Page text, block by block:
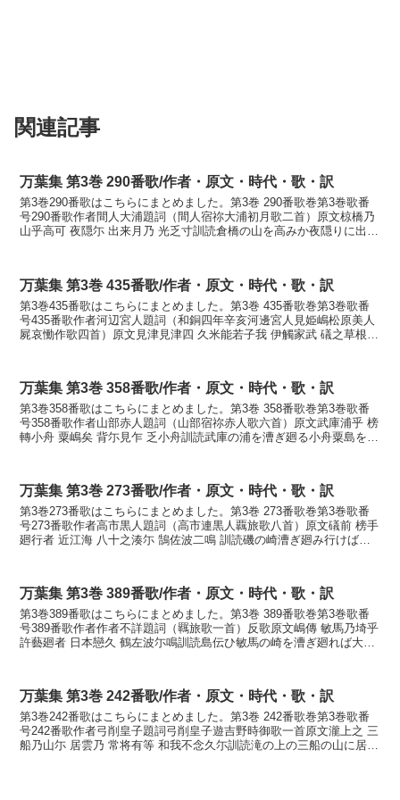
関連記事
万葉集 第3巻 290番歌/作者・原文・時代・歌・訳
第3巻290番歌はこちらにまとめました。第3巻 290番歌巻第3巻歌番
号290番歌作者間人大浦題詞（間人宿祢大浦初月歌二首）原文椋橋乃
山乎高可 夜隠尓 出来月乃 光乏寸訓読倉橋の山を高みか夜隠りに出で
万葉集 第3巻 435番歌/作者・原文・時代・歌・訳
第3巻435番歌はこちらにまとめました。第3巻 435番歌巻第3巻歌番
号435番歌作者河辺宮人題詞（和銅四年辛亥河邊宮人見姫嶋松原美人
屍哀慟作歌四首）原文見津見津四 久米能若子我 伊觸家武 礒之草根乃
万葉集 第3巻 358番歌/作者・原文・時代・歌・訳
第3巻358番歌はこちらにまとめました。第3巻 358番歌巻第3巻歌番
号358番歌作者山部赤人題詞（山部宿祢赤人歌六首）原文武庫浦乎 榜
轉小舟 粟嶋矣 背尓見乍 乏小舟訓読武庫の浦を漕ぎ廻る小舟粟島をそ
万葉集 第3巻 273番歌/作者・原文・時代・歌・訳
第3巻273番歌はこちらにまとめました。第3巻 273番歌巻第3巻歌番
号273番歌作者高市黒人題詞（高市連黒人覊旅歌八首）原文礒前 榜手
廻行者 近江海 八十之湊尓 鵠佐波二鳴 訓読磯の崎漕ぎ廻み行けば近
万葉集 第3巻 389番歌/作者・原文・時代・歌・訳
第3巻389番歌はこちらにまとめました。第3巻 389番歌巻第3巻歌番
号389番歌作者作者不詳題詞（羈旅歌一首）反歌原文嶋傳 敏馬乃埼乎
許藝廻者 日本戀久 鶴左波尓鳴訓読島伝ひ敏馬の崎を漕ぎ廻れば大和
万葉集 第3巻 242番歌/作者・原文・時代・歌・訳
第3巻242番歌はこちらにまとめました。第3巻 242番歌巻第3巻歌番
号242番歌作者弓削皇子題詞弓削皇子遊吉野時御歌一首原文瀧上之 三
船乃山尓 居雲乃 常将有等 和我不念久尓訓読滝の上の三船の山に居る